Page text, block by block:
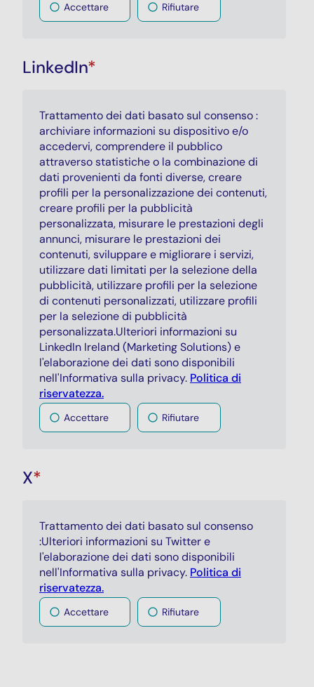
Accettare Rifiutare
LinkedIn*
Trattamento dei dati basato sul consenso :
archiviare informazioni su dispositivo e/o
accedervi, comprendere il pubblico
attraverso statistiche o la combinazione di
dati provenienti da fonti diverse, creare
profili per la personalizzazione dei contenuti,
creare profili per la pubblicità
personalizzata, misurare le prestazioni degli
annunci, misurare le prestazioni dei
contenuti, sviluppare e migliorare i servizi,
utilizzare dati limitati per la selezione della
pubblicità, utilizzare profili per la selezione
di contenuti personalizzati, utilizzare profili
per la selezione di pubblicità
personalizzata.Ulteriori informazioni su
LinkedIn Ireland (Marketing Solutions) e
l'elaborazione dei dati sono disponibili
nell'Informativa sulla privacy. Politica di
riservatezza.
Accettare Rifiutare
X*
Trattamento dei dati basato sul consenso
:Ulteriori informazioni su Twitter e
l'elaborazione dei dati sono disponibili
nell'Informativa sulla privacy. Politica di
riservatezza.
Accettare Rifiutare